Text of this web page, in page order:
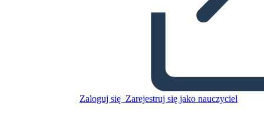
Zaloguj się Zarejestruj się jako nauczyciel
Plakat w Mediach
Skopiuj tę scenorys
STWÓRZ SCENORYS